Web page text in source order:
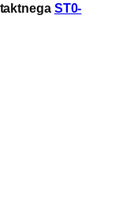
ST0-